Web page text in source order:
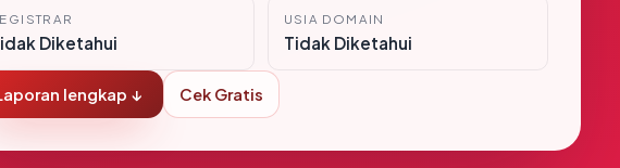
Diketahui
USIA DOMAIN
Tidak Diketahui
lengkap ↓ Cek Gratis